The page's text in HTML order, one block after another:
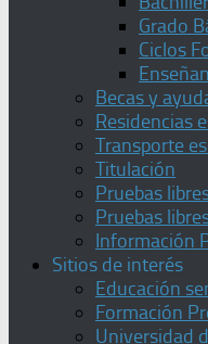
Grado
Ciclos
Becas y
Residencias
Transporte
Titulación
Pruebas
Pruebas
Información
Sitios de interés
Educación
Formación
Universidad